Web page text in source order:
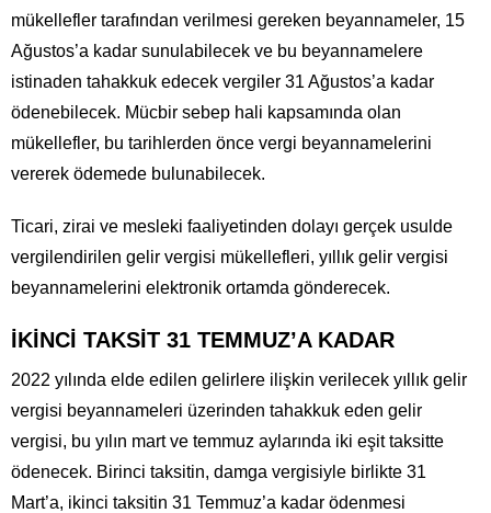
mükellefler tarafından verilmesi gereken beyannameler, 15
Ağustos’a kadar sunulabilecek ve bu beyannamelere
istinaden tahakkuk edecek vergiler 31 Ağustos’a kadar
ödenebilecek. Mücbir sebep hali kapsamında olan
mükellefler, bu tarihlerden önce vergi beyannamelerini
vererek ödemede bulunabilecek.
Ticari, zirai ve mesleki faaliyetinden dolayı gerçek usulde
vergilendirilen gelir vergisi mükellefleri, yıllık gelir vergisi
beyannamelerini elektronik ortamda gönderecek.
İKİNCİ TAKSİT 31 TEMMUZ’A KADAR
2022 yılında elde edilen gelirlere ilişkin verilecek yıllık gelir
vergisi beyannameleri üzerinden tahakkuk eden gelir
vergisi, bu yılın mart ve temmuz aylarında iki eşit taksitte
ödenecek. Birinci taksitin, damga vergisiyle birlikte 31
Mart’a, ikinci taksitin 31 Temmuz’a kadar ödenmesi